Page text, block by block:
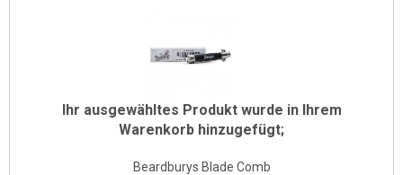
Ihr ausgewähltes Produkt wurde in Ihrem
Warenkorb hinzugefügt;
Beardburys Blade Comb